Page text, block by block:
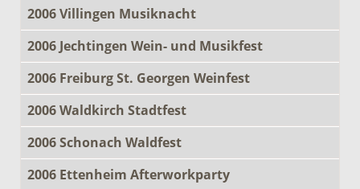
2006 Villingen Musiknacht
2006 Jechtingen Wein- und Musikfest
2006 Freiburg St. Georgen Weinfest
2006 Waldkirch Stadtfest
2006 Schonach Waldfest
2006 Ettenheim Afterworkparty